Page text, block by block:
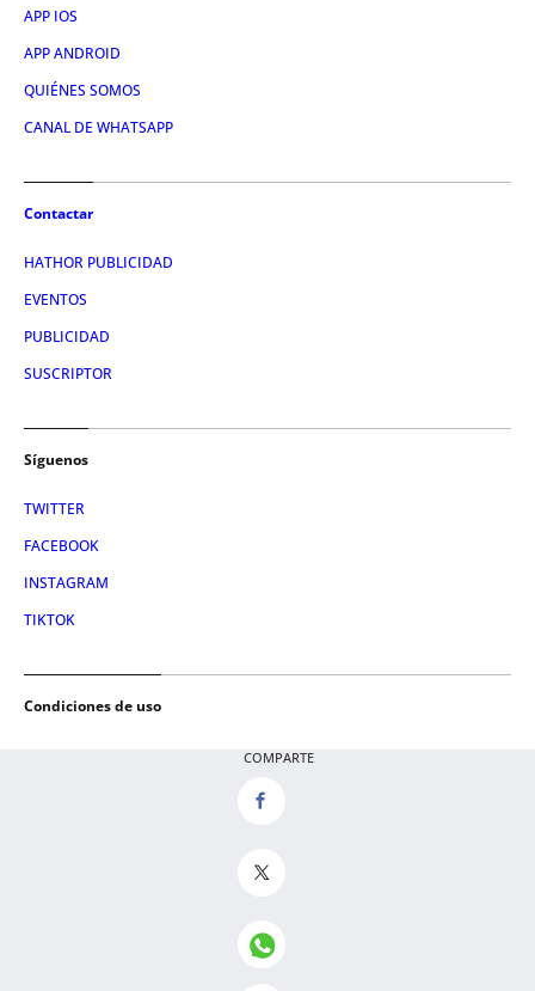
COMPARTE
APP IOS
APP ANDROID
QUIÉNES SOMOS
CANAL DE WHATSAPP
Contactar
HATHOR PUBLICIDAD
EVENTOS
PUBLICIDAD
SUSCRIPTOR
Síguenos
TWITTER
FACEBOOK
INSTAGRAM
TIKTOK
Condiciones de uso